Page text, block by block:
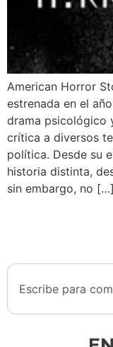
American Horror
estrenada en el
drama psicológico
crítica a diversos
política. Desde su
historia distinta,
sin embargo, no […]